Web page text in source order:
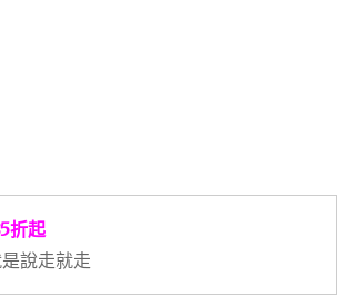
折起
說走就走